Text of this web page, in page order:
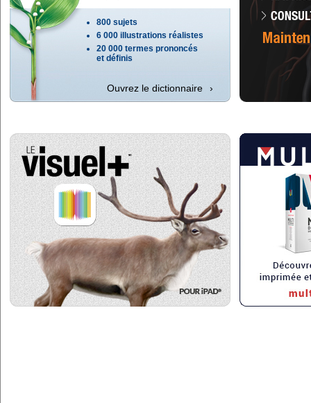
Ouvrez le dictionnaire ›
800 sujets
6 000 illustrations réalistes
20 000 termes prononcés
et définis